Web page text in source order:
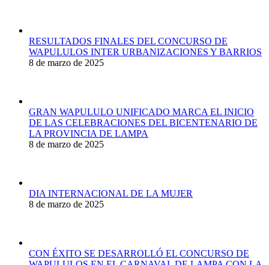
RESULTADOS FINALES DEL CONCURSO DE
WAPULULOS INTER URBANIZACIONES Y BARRIOS
8 de marzo de 2025
GRAN WAPULULO UNIFICADO MARCA EL INICIO
DE LAS CELEBRACIONES DEL BICENTENARIO DE
LA PROVINCIA DE LAMPA
8 de marzo de 2025
DIA INTERNACIONAL DE LA MUJER
8 de marzo de 2025
CON ÉXITO SE DESARROLLÓ EL CONCURSO DE